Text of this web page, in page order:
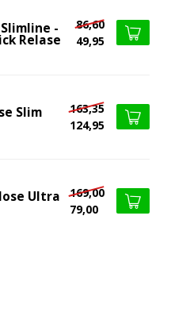
-
Relase
86,60
49,95
Slim
163,35
124,95
Ultra
169,00
79,00